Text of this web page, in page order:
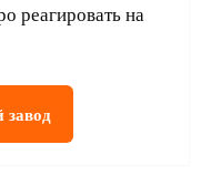
реагировать на